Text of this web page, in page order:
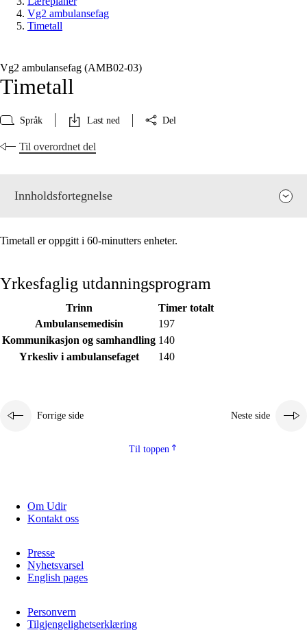
Vg2 ambulansefag
Timetall
Vg2 ambulansefag (AMB02‑03)
Timetall
Språk Last ned Del
Til overordnet del
Innholdsfortegnelse
Fagenes relevans og sentrale verdier
Kjerneelementer
Tverrfaglige temaer
Timetall er oppgitt i 60-minutters enheter.
Yrkesfaglig utdanningsprogram
Trinn
Timer totalt
Ambulansemedisin
197
Kommunikasjon og samhandling 140
Yrkesliv i ambulansefaget
140
Forrige side Neste side
Til toppen
Om Udir
Kontakt oss
Presse
Nyhetsvarsel
English pages
Personvern
Tilgjengelighetserklæring